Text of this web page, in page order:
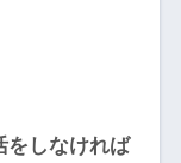
をしなければ